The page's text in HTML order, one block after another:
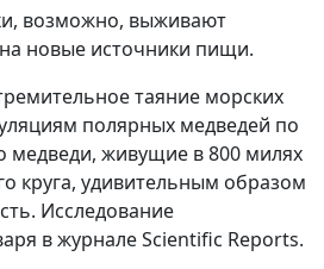
возможно, выживают
новые источники пищи.
таяние морских
полярных медведей по
медведи, живущие в 800 милях
круга, удивительным образом
Исследование
в журнале Scientific Reports.